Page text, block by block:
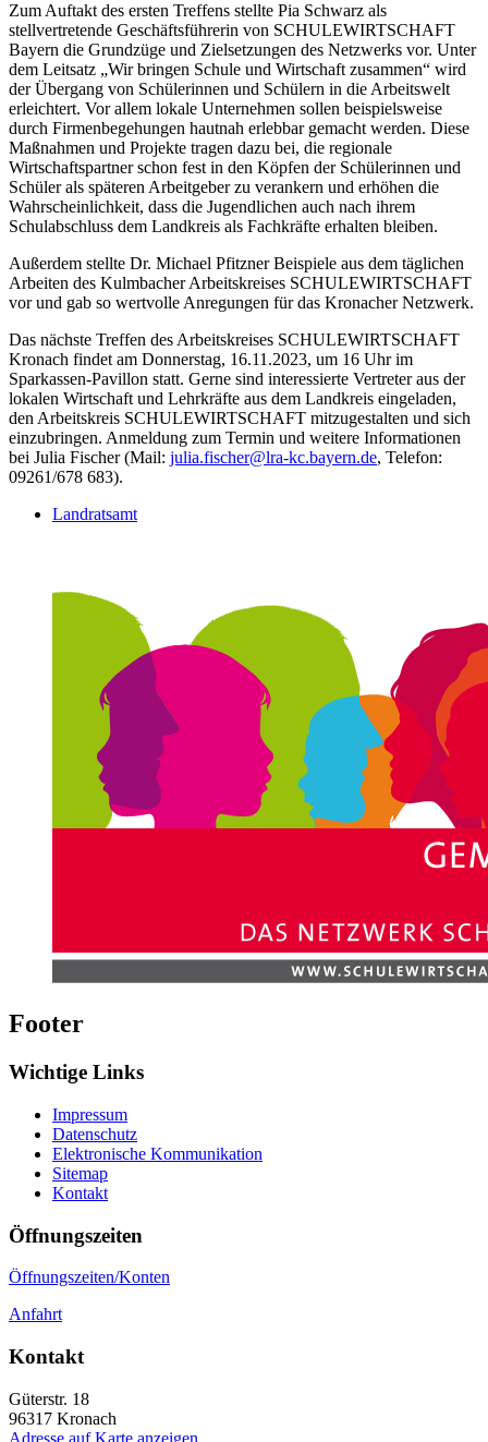
Zum Auftakt des ersten Treffens stellte Pia Schwarz als
stellvertretende Geschäftsführerin von SCHULEWIRTSCHAFT
Bayern die Grundzüge und Zielsetzungen des Netzwerks vor. Unter
dem Leitsatz „Wir bringen Schule und Wirtschaft zusammen“ wird
der Übergang von Schülerinnen und Schülern in die Arbeitswelt
erleichtert. Vor allem lokale Unternehmen sollen beispielsweise
durch Firmenbegehungen hautnah erlebbar gemacht werden. Diese
Maßnahmen und Projekte tragen dazu bei, die regionale
Wirtschaftspartner schon fest in den Köpfen der Schülerinnen und
Schüler als späteren Arbeitgeber zu verankern und erhöhen die
Wahrscheinlichkeit, dass die Jugendlichen auch nach ihrem
Schulabschluss dem Landkreis als Fachkräfte erhalten bleiben.
Außerdem stellte Dr. Michael Pfitzner Beispiele aus dem täglichen
Arbeiten des Kulmbacher Arbeitskreises SCHULEWIRTSCHAFT
vor und gab so wertvolle Anregungen für das Kronacher Netzwerk.
Das nächste Treffen des Arbeitskreises SCHULEWIRTSCHAFT
Kronach findet am Donnerstag, 16.11.2023, um 16 Uhr im
Sparkassen-Pavillon statt. Gerne sind interessierte Vertreter aus der
lokalen Wirtschaft und Lehrkräfte aus dem Landkreis eingeladen,
den Arbeitskreis SCHULEWIRTSCHAFT mitzugestalten und sich
einzubringen. Anmeldung zum Termin und weitere Informationen
bei Julia Fischer (Mail: julia.fischer@lra-kc.bayern.de, Telefon:
09261/678 683).
Landratsamt
Footer
Wichtige Links
Impressum
Datenschutz
Elektronische Kommunikation
Sitemap
Kontakt
Öffnungszeiten
Öffnungszeiten/Konten
Anfahrt
Kontakt
Güterstr. 18
96317 Kronach
Adresse auf Karte anzeigen